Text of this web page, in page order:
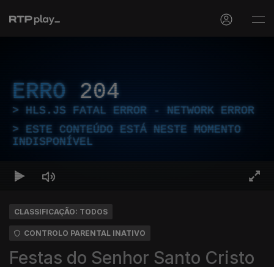
ERRO 204
HLS.JS FATAL ERROR - NETWORK ERROR
ESTE CONTEÚDO ESTÁ NESTE MOMENTO
INDISPONÍVEL
CLASSIFICAÇÃO: TODOS
CONTROLO PARENTAL INATIVO
Festas do Senhor Santo Cristo